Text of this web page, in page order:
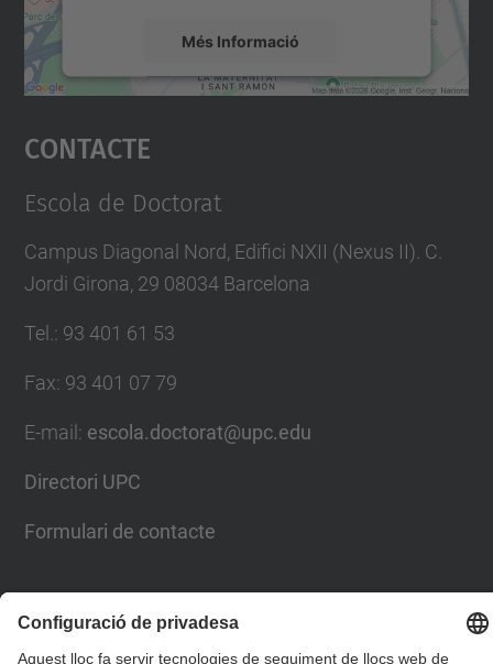
Més Informació
Accepta
powered by
Contacte
Escola de Doctorat
Campus Diagonal Nord, Edifici NXII (Nexus II). C.
Jordi Girona, 29 08034 Barcelona
Tel.: 93 401 61 53
Fax: 93 401 07 79
E-mail : escola.doctorat@upc.edu
Directori UPC
Formulari de contacte
Llista Xarxes Socials